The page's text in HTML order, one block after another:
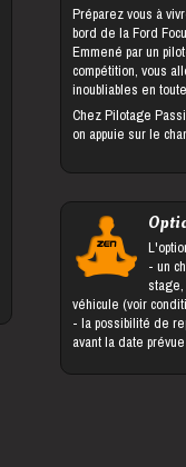
Préparez vous à
bord de la Ford
Emmené par un
compétition, vous
inoubliables en
Chez Pilotage
on appuie sur le
- un changement du bénéficiaire du
véhicule (voir
- la possibilité de reporter le stage jusqu'à 5 jours
avant la date